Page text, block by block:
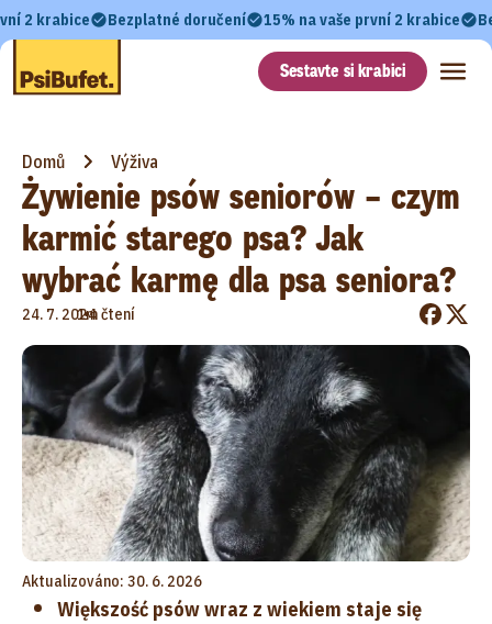
2 krabice Bezplatné doručení 15% na vaše první 2 krabice
Sestavte si krabici
Domů Výživa
Żywienie psów seniorów – czym
karmić starego psa? Jak
wybrać karmę dla psa seniora?
24. 7. 2024
•
1m čtení
Aktualizováno: 30. 6. 2026
Większość psów wraz z wiekiem staje się